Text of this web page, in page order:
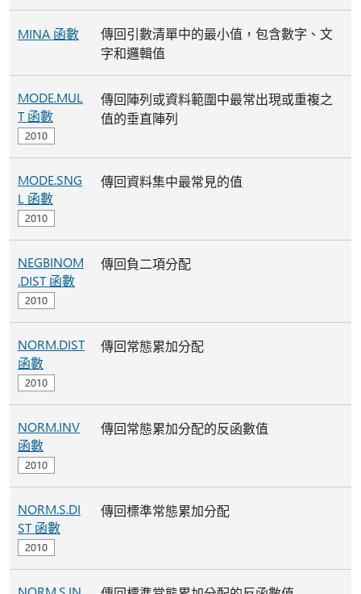
MINA 函數
傳回引數清單中的最小值，包含數字、文
字和邏輯值
MODE.MUL
T 函數
傳回陣列或資料範圍中最常出現或重複之
值的垂直陣列
MODE.SNG
L 函數
傳回資料集中最常見的值
NEGBINOM
.DIST 函數
傳回負二項分配
NORM.DIST
函數
傳回常態累加分配
NORM.INV
函數
傳回常態累加分配的反函數值
NORM.S.DI
ST 函數
傳回標準常態累加分配